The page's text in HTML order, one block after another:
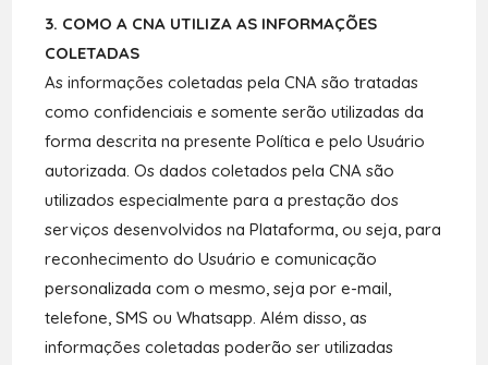
3. COMO A CNA UTILIZA AS INFORMAÇÕES
COLETADAS
As informações coletadas pela CNA são tratadas
como confidenciais e somente serão utilizadas da
forma descrita na presente Política e pelo Usuário
autorizada. Os dados coletados pela CNA são
utilizados especialmente para a prestação dos
serviços desenvolvidos na Plataforma, ou seja, para
reconhecimento do Usuário e comunicação
personalizada com o mesmo, seja por e-mail,
telefone, SMS ou Whatsapp. Além disso, as
informações coletadas poderão ser utilizadas